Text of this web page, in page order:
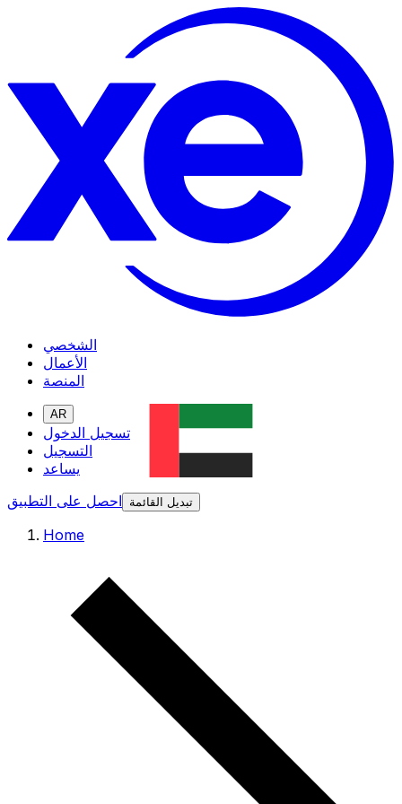
الشخصي
الأعمال
المنصة
AR
تسجيل الدخول
التسجيل
يساعد
احصل على التطبيق
تبديل القائمة
Home